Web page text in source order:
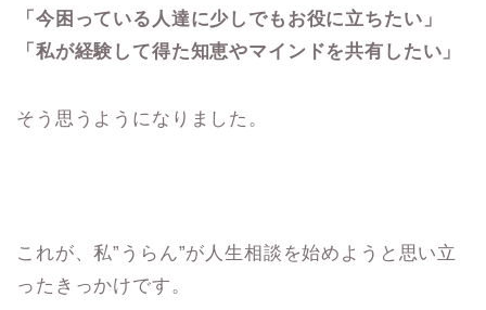
「今困っている人達に少しでもお役に立ちたい」
「私が経験して得た知恵やマインドを共有したい」
そう思うようになりました。
これが、私”うらん”が人生相談を始めようと思い立
ったきっかけです。